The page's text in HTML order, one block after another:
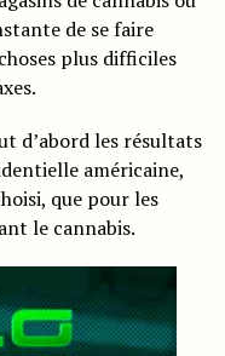
de se faire
plus difficiles
d’abord les résultats
américaine,
que pour les
le cannabis.